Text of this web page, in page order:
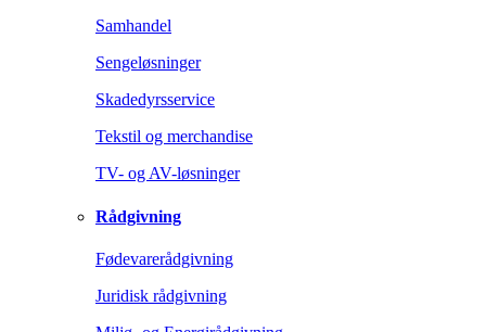
Samhandel
Sengeløsninger
Skadedyrsservice
Tekstil og merchandise
TV- og AV-løsninger
Rådgivning
Fødevarerådgivning
Juridisk rådgivning